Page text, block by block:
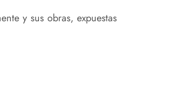
y sus obras, expuestas